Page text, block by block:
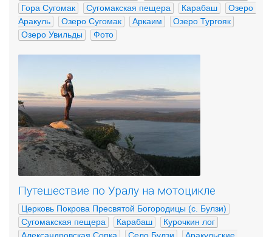
Гора Сугомак
Сугомакская пещера Карабаш
Озеро
Аракуль
Озеро Сугомак Аркаим
Озеро Тургояк
Озеро Увильды
Фото
Путешествие по Уралу на мотоцикле
Церковь Покрова Пресвятой Богородицы (с. Булзи)
Сугомакская пещера
Карабаш
Курочкин лог